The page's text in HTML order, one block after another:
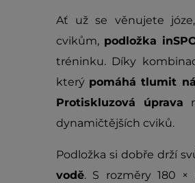
Ať už se věnujete
cvikům, podložka
tréninku. Díky
který pomáhá tlumit
Protiskluzová úprava
dynamičtějších cviků.
Podložka si dobře drží
vodě. S rozměry 180 ×